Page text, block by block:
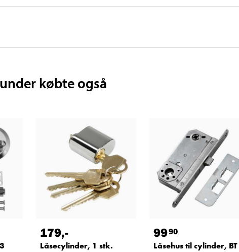
købte også
179,-
Låsecylinder, 1 stk.
9990
Låsehus til cylinder, BT